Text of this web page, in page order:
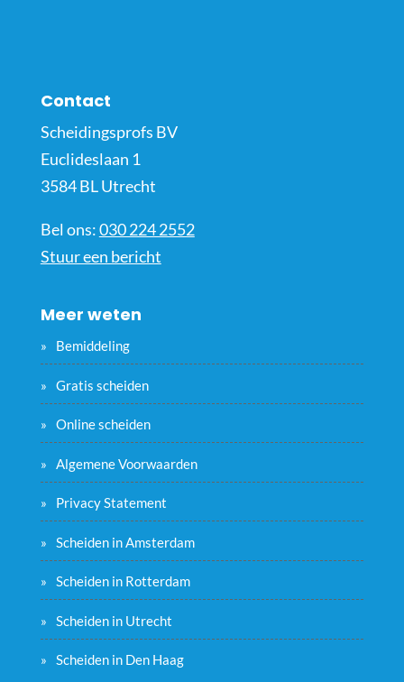
Contact
Scheidingsprofs BV
Euclideslaan 1
3584 BL Utrecht
Bel ons:030 224 2552
Stuur een bericht
Meer weten
Bemiddeling
Gratis scheiden
Online scheiden
Algemene Voorwaarden
Privacy Statement
Scheiden in Amsterdam
Scheiden in Rotterdam
Scheiden in Utrecht
Scheiden in Den Haag